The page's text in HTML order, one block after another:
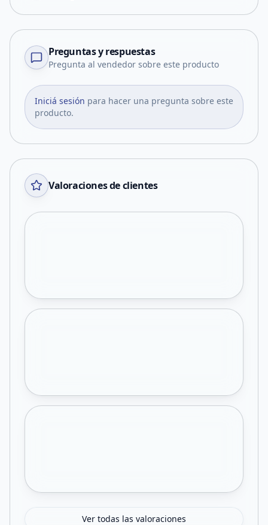
Preguntas y respuestas
Pregunta al vendedor sobre este producto
Iniciá sesión para hacer una pregunta sobre este
producto.
Valoraciones de clientes
Ver todas las valoraciones